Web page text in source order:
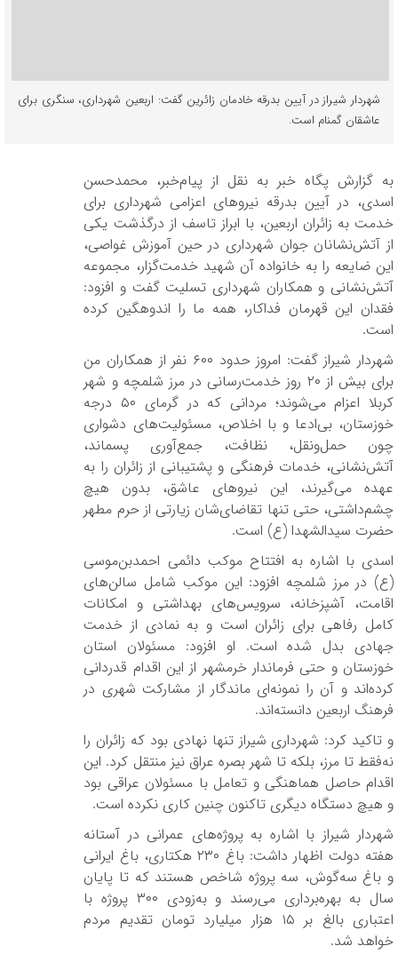
شهردار شیراز در آیین بدرقه خادمان زائرین گفت: اربعین شهرداری، سنگری برای
عاشقان گمنام است.
به گزارش پگاه خبر به نقل از پیام‌خبر، محمدحسن
اسدی، در آیین بدرقه نیروهای اعزامی شهرداری برای
خدمت به زائران اربعین، با ابراز تاسف از درگذشت یکی
از آتش‌نشانان جوان شهرداری در حین آموزش غواصی،
این ضایعه را به خانواده آن شهید خدمت‌گزار، مجموعه
آتش‌نشانی و همکاران شهرداری تسلیت گفت و افزود:
فقدان این قهرمان فداکار، همه ما را اندوهگین کرده
است.
شهردار شیراز گفت: امروز حدود ۶۰۰ نفر از همکاران من
برای بیش از ۲۰ روز خدمت‌رسانی در مرز شلمچه و شهر
کربلا اعزام می‌شوند؛ مردانی که در گرمای ۵۰ درجه
خوزستان، بی‌ادعا و با اخلاص، مسئولیت‌های دشواری
چون حمل‌ونقل، نظافت، جمع‌آوری پسماند،
آتش‌نشانی، خدمات فرهنگی و پشتیبانی از زائران را به
عهده می‌گیرند، این نیروهای عاشق، بدون هیچ
چشم‌داشتی، حتی تنها تقاضای‌شان زیارتی از حرم مطهر
حضرت سیدالشهدا (ع) است.
اسدی با اشاره به افتتاح موکب دائمی احمدبن‌موسی
(ع) در مرز شلمچه افزود: این موکب شامل سالن‌های
اقامت، آشپزخانه، سرویس‌های بهداشتی و امکانات
کامل رفاهی برای زائران است و به نمادی از خدمت
جهادی بدل شده است. او افزود: مسئولان استان
خوزستان و حتی فرماندار خرمشهر از این اقدام قدردانی
کرده‌اند و آن را نمونه‌ای ماندگار از مشارکت شهری در
فرهنگ اربعین دانسته‌اند.
و تاکید کرد: شهرداری شیراز تنها نهادی بود که زائران را
نه‌فقط تا مرز، بلکه تا شهر بصره عراق نیز منتقل کرد. این
اقدام حاصل هماهنگی و تعامل با مسئولان عراقی بود
و هیچ دستگاه دیگری تاکنون چنین کاری نکرده است.
شهردار شیراز با اشاره به پروژه‌های عمرانی در آستانه
هفته دولت اظهار داشت: باغ ۲۳۰ هکتاری، باغ ایرانی
و باغ سه‌گوش، سه پروژه شاخص هستند که تا پایان
سال به بهره‌برداری می‌رسند و به‌زودی ۳۰۰ پروژه با
اعتباری بالغ بر ۱۵ هزار میلیارد تومان تقدیم مردم
خواهد شد.